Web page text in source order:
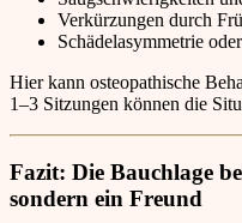
Verkürzungen durch
Schädelasymmetrie
Hier kann osteopathische
1–3 Sitzungen können die
Fazit: Die Bauchlage
sondern ein Freund